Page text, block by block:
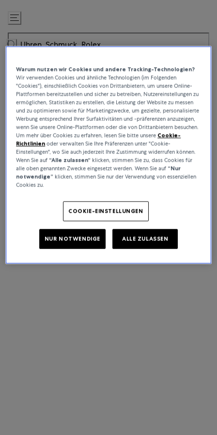
Zum
Inhalt
springen
Warum nutzen wir Cookies und andere Tracking-Technologien?
Wir verwenden Cookies und ähnliche Technologien (im Folgenden
"Cookies"), einschließlich Cookies von Drittanbietern, um unsere Online-
Plattformen bereitzustellen und sicher zu betreiben, Nutzereinstellungen zu
ermöglichen, Statistiken zu erstellen, die Leistung der Website zu messen
und zu optimieren sowie für Marketingzwecke, um gezielte, personalisierte
Werbung entsprechend Ihrer Surfaktivitäten und -präferenzen anzuzeigen,
wenn Sie unsere Online-Plattformen oder die von Drittanbietern besuchen.
Um mehr über Cookies zu erfahren, lesen Sie bitte unsere Cookie-
Richtlinien oder verwalten Sie Ihre Präferenzen unter "Cookie-
Einstellungen", wo Sie auch jederzeit Ihre Zustimmung widerrufen können.
Wenn Sie auf “Alle zulassen“ klicken, stimmen Sie zu, dass Cookies für
alle oben genannten Zwecke eingesetzt werden. Wenn Sie auf “Nur
notwendige” klicken, stimmen Sie nur der Verwendung von essenziellen
Cookies zu.
COOKIE-EINSTELLUNGEN
NUR NOTWENDIGE ALLE ZULASSEN